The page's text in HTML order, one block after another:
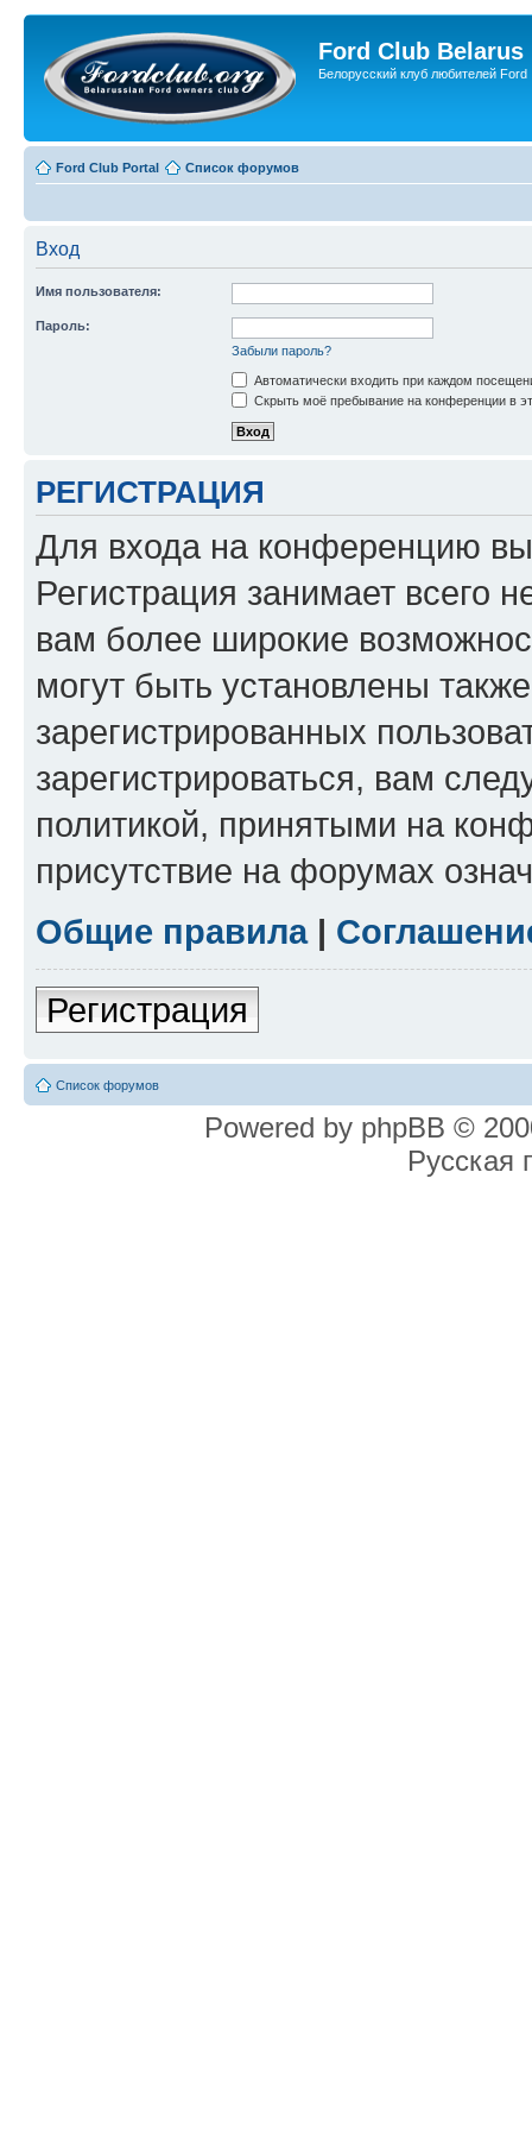
Ford Club Belarus
Белорусский клуб любителей Ford
Ford Club Portal Список форумов
Вход
Имя пользователя:
Пароль:
Забыли пароль?
Автоматически входить при каждом
Скрыть моё пребывание на конференции в
РЕГИСТРАЦИЯ
Для входа на конференцию
Регистрация занимает всего
вам более широкие
могут быть установлены
зарегистрированных
зарегистрироваться, вам
политикой, принятыми на
присутствие на форумах
Общие правила|
Регистрация
Список форумов
Powered by phpBB ©
Русская